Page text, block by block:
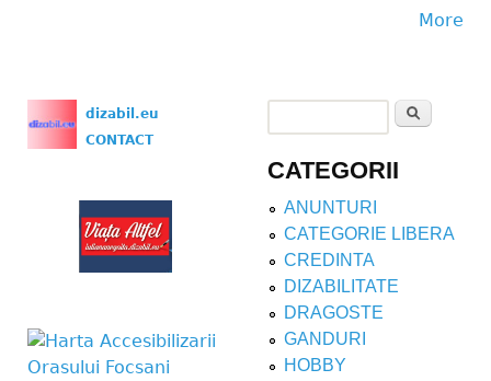
More
dizabil.eu
CONTACT
Search form
CATEGORII
ANUNTURI
CATEGORIE LIBERA
CREDINTA
DIZABILITATE
DRAGOSTE
GANDURI
HOBBY